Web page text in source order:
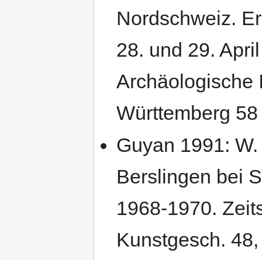
Nordschweiz.
28. und 29.
Archäologische
Württemberg
Guyan 1991:
Berslingen bei
1968-1970.
Kunstgesch.